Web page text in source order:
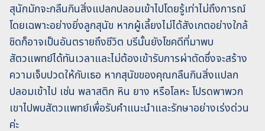
สุนักมักจะกลืนกินสิ่งแปลกปลอมเข้าไปโดยรู้เท่าไม่ถึงการณ์
โดยเฉพาะอย่างยิ่งลูกสุนัข หากผู้เลี้ยงไม่ได้สังเกตอย่างใกล้
ชิดก็อาจเป็นอันตรายถึงชีวิต บรีนั้นยังโชคดีที่มาพบ
สัตวแพทย์ได้ทันเวลาและไม่ต้องเข้ารับการผ่าตัดซึ่งจะสร้าง
ความเจ็บปวดให้กับเธอ หากสุนัขของคุณกลืนกินสิ่งแปลก
ปลอมเข้าไป เช่น พลาสติก หิน ยาง หรือโลหะ โปรดพาพวก
เขาไปพบสัตวแพทย์เพื่อรับคำแนะนำและรักษาอย่างเร่งด่วน
ค่ะ